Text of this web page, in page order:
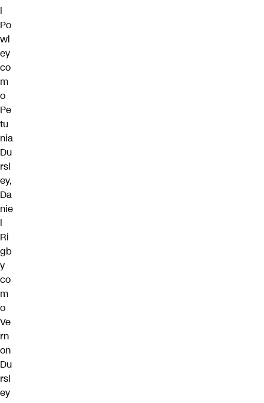
l
Po
wl
ey
co
m
o
Pe
tu
nia
Du
rsl
ey,
Da
nie
l
Ri
gb
y
co
m
o
Ve
rn
on
Du
rsl
ey